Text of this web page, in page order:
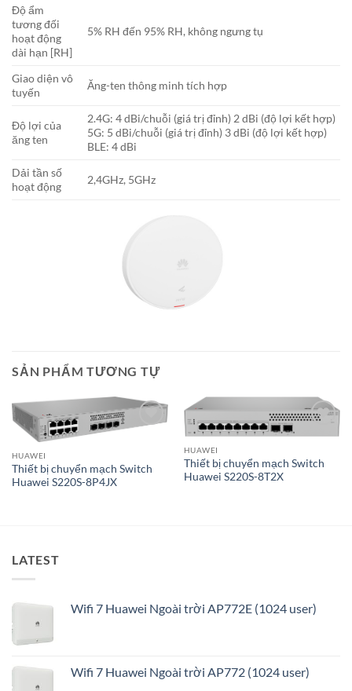
Độ ẩm
tương đối
hoạt động
dài hạn [RH]
5% RH đến 95% RH, không ngưng tụ
Giao diện vô
tuyến
Ăng-ten thông minh tích hợp
Độ lợi của
ăng ten
2.4G: 4 dBi/chuỗi (giá trị đỉnh) 2 dBi (độ lợi kết hợp)
5G: 5 dBi/chuỗi (giá trị đỉnh) 3 dBi (độ lợi kết hợp)
BLE: 4 dBi
Dải tần số
hoạt động
2,4GHz, 5GHz
SẢN PHẨM TƯƠNG TỰ
HUAWEI
Thiết bị chuyển mạch Switch
Huawei S220S-8P4JX
Add to
HUAWEI
Thiết bị chuyển mạch Switch
Huawei S220S-8T2X
LATEST
Wifi 7 Huawei Ngoài trời AP772E (1024 user)
Wifi 7 Huawei Ngoài trời AP772 (1024 user)